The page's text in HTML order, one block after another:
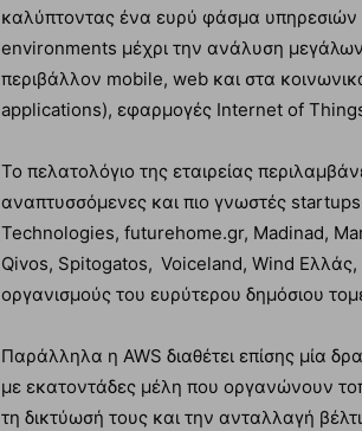
καλύπτοντας ένα ευρύ φάσμα υπηρεσιών
environments μέχρι την ανάλυση
περιβάλλον mobile, web και στα
applications), εφαρμογές Internet of Things
Το πελατολόγιο της εταιρείας
αναπτυσσόμενες και πιο γνωστές
Technologies, futurehome.gr, Madinad,
Qivos, Spitogatos, Voiceland, Wind
οργανισμούς του ευρύτερου δημόσιου
Παράλληλα η AWS διαθέτει επίσης μία
με εκατοντάδες μέλη που οργανώνουν
τη δικτύωσή τους και την ανταλλαγή